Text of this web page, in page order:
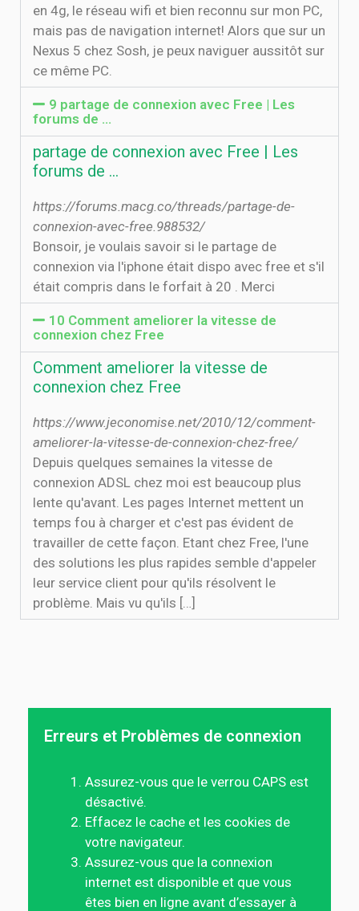
en 4g, le réseau wifi et bien reconnu sur mon PC,
mais pas de navigation internet! Alors que sur un
Nexus 5 chez Sosh, je peux naviguer aussitôt sur
ce même PC.
9 partage de connexion avec Free | Les
forums de …
partage de connexion avec Free | Les
forums de …
https://forums.macg.co/threads/partage-de-
connexion-avec-free.988532/
Bonsoir, je voulais savoir si le partage de
connexion via l'iphone était dispo avec free et s'il
était compris dans le forfait à 20 . Merci
10 Comment ameliorer la vitesse de
connexion chez Free
Comment ameliorer la vitesse de
connexion chez Free
https://www.jeconomise.net/2010/12/comment-
ameliorer-la-vitesse-de-connexion-chez-free/
Depuis quelques semaines la vitesse de
connexion ADSL chez moi est beaucoup plus
lente qu'avant. Les pages Internet mettent un
temps fou à charger et c'est pas évident de
travailler de cette façon. Etant chez Free, l'une
des solutions les plus rapides semble d'appeler
leur service client pour qu'ils résolvent le
problème. Mais vu qu'ils […]
Erreurs et Problèmes de connexion
Assurez-vous que le verrou CAPS est
désactivé.
Effacez le cache et les cookies de
votre navigateur.
Assurez-vous que la connexion
internet est disponible et que vous
êtes bien en ligne avant d’essayer à